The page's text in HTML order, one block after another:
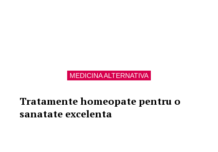
MEDICINA ALTERNATIVA
Tratamente homeopate pentru o
sanatate excelenta